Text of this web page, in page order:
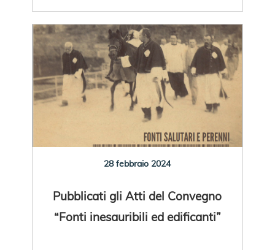
28 febbraio 2024
Pubblicati gli Atti del Convegno
“Fonti inesauribili ed edificanti”